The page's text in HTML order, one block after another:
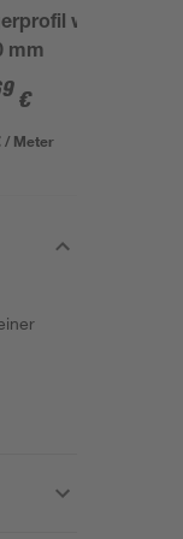
weiß
mm
€
/ Meter